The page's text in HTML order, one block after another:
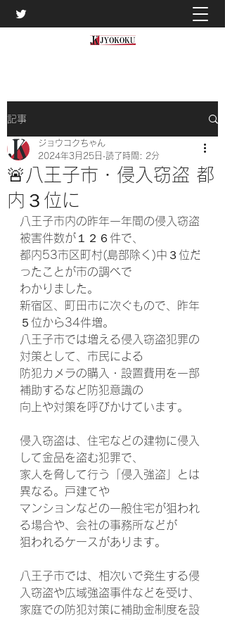
記事
🚨八王子市・侵入窃盗 都
内３位に
ジョウコクちゃん
2024年3月25日 読了時間: 2分
八王子市内の昨年一年間の侵入窃盗
被害件数が１２６件で、
都内53市区町村(島部除く)中３位だ
ったことが市の調べで
わかりました。
新宿区、町田市に次ぐもので、昨年
５位から34件増。
八王子市では増える侵入窃盗犯罪の
対策として、市民による
防犯カメラの購入・設置費用を一部
補助するなど防犯意識の
向上や対策を呼びかけています。
侵入窃盗は、住宅などの建物に侵入
して金品を盗む犯罪で、
家人を脅して行う「侵入強盗」とは
異なる。戸建てや
マンションなどの一般住宅が狙われ
る場合や、会社の事務所などが
狙われるケースがあります。
八王子市では、相次いで発生する侵
入窃盗や広域強盗事件などを受け、
家庭での防犯対策に補助金制度を設